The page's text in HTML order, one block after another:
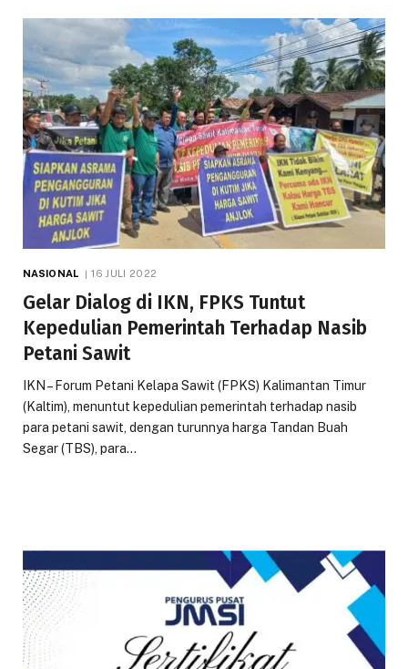
NASIONAL 16 JULI 2022
Gelar Dialog di IKN, FPKS Tuntut
Kepedulian Pemerintah Terhadap Nasib
Petani Sawit
IKN – Forum Petani Kelapa Sawit (FPKS) Kalimantan Timur
(Kaltim), menuntut kepedulian pemerintah terhadap nasib
para petani sawit, dengan turunnya harga Tandan Buah
Segar (TBS), para…